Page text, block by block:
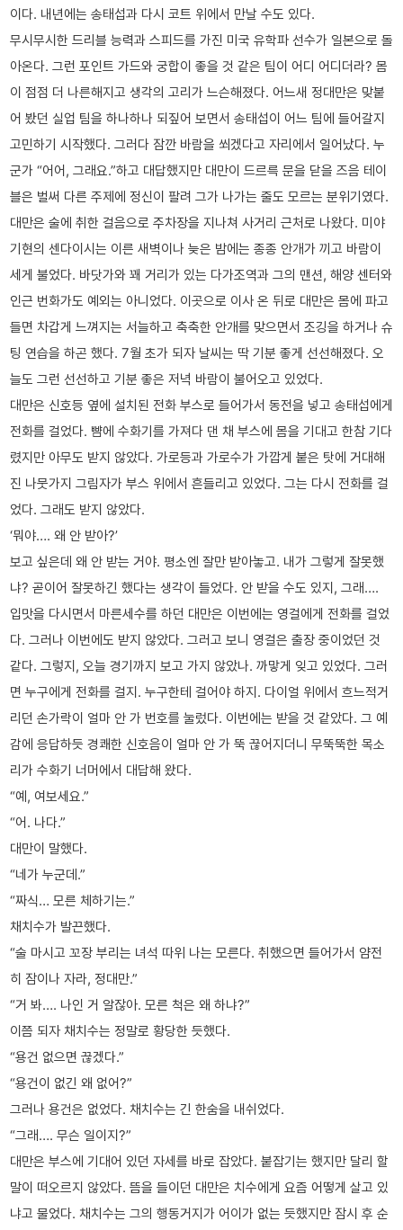
이다. 내년에는 송태섭과 다시 코트 위에서 만날 수도 있다.
무시무시한 드리블 능력과 스피드를 가진 미국 유학파 선수가 일본으로 돌
아온다. 그런 포인트 가드와 궁합이 좋을 것 같은 팀이 어디 어디더라? 몸
이 점점 더 나른해지고 생각의 고리가 느슨해졌다. 어느새 정대만은 맞붙
어 봤던 실업 팀을 하나하나 되짚어 보면서 송태섭이 어느 팀에 들어갈지
고민하기 시작했다. 그러다 잠깐 바람을 쐬겠다고 자리에서 일어났다. 누
군가 “어어, 그래요.”하고 대답했지만 대만이 드르륵 문을 닫을 즈음 테이
블은 벌써 다른 주제에 정신이 팔려 그가 나가는 줄도 모르는 분위기였다.
대만은 술에 취한 걸음으로 주차장을 지나쳐 사거리 근처로 나왔다. 미야
기현의 센다이시는 이른 새벽이나 늦은 밤에는 종종 안개가 끼고 바람이
세게 불었다. 바닷가와 꽤 거리가 있는 다가조역과 그의 맨션, 해양 센터와
인근 번화가도 예외는 아니었다. 이곳으로 이사 온 뒤로 대만은 몸에 파고
들면 차갑게 느껴지는 서늘하고 축축한 안개를 맞으면서 조깅을 하거나 슈
팅 연습을 하곤 했다. 7월 초가 되자 날씨는 딱 기분 좋게 선선해졌다. 오
늘도 그런 선선하고 기분 좋은 저녁 바람이 불어오고 있었다.
대만은 신호등 옆에 설치된 전화 부스로 들어가서 동전을 넣고 송태섭에게
전화를 걸었다. 뺨에 수화기를 가져다 댄 채 부스에 몸을 기대고 한참 기다
렸지만 아무도 받지 않았다. 가로등과 가로수가 가깝게 붙은 탓에 거대해
진 나뭇가지 그림자가 부스 위에서 흔들리고 있었다. 그는 다시 전화를 걸
었다. 그래도 받지 않았다.
‘뭐야…. 왜 안 받아?’
보고 싶은데 왜 안 받는 거야. 평소엔 잘만 받아놓고. 내가 그렇게 잘못했
냐? 곧이어 잘못하긴 했다는 생각이 들었다. 안 받을 수도 있지, 그래….
입맛을 다시면서 마른세수를 하던 대만은 이번에는 영걸에게 전화를 걸었
다. 그러나 이번에도 받지 않았다. 그러고 보니 영걸은 출장 중이었던 것
같다. 그렇지, 오늘 경기까지 보고 가지 않았나. 까맣게 잊고 있었다. 그러
면 누구에게 전화를 걸지. 누구한테 걸어야 하지. 다이얼 위에서 흐느적거
리던 손가락이 얼마 안 가 번호를 눌렀다. 이번에는 받을 것 같았다. 그 예
감에 응답하듯 경쾌한 신호음이 얼마 안 가 뚝 끊어지더니 무뚝뚝한 목소
리가 수화기 너머에서 대답해 왔다.
“예, 여보세요.”
“어. 나다.”
대만이 말했다.
“네가 누군데.”
“짜식… 모른 체하기는.”
채치수가 발끈했다.
“술 마시고 꼬장 부리는 녀석 따위 나는 모른다. 취했으면 들어가서 얌전
히 잠이나 자라, 정대만.”
“거 봐…. 나인 거 알잖아. 모른 척은 왜 하냐?”
이쯤 되자 채치수는 정말로 황당한 듯했다.
“용건 없으면 끊겠다.”
“용건이 없긴 왜 없어?”
그러나 용건은 없었다. 채치수는 긴 한숨을 내쉬었다.
“그래…. 무슨 일이지?”
대만은 부스에 기대어 있던 자세를 바로 잡았다. 붙잡기는 했지만 달리 할
말이 떠오르지 않았다. 뜸을 들이던 대만은 치수에게 요즘 어떻게 살고 있
냐고 물었다. 채치수는 그의 행동거지가 어이가 없는 듯했지만 잠시 후 순